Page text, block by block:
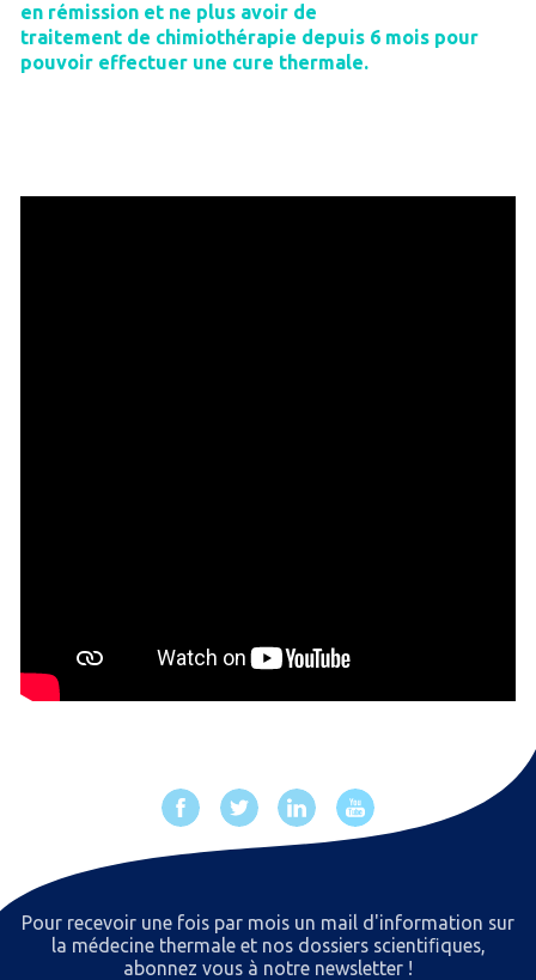
en rémission et ne plus avoir de
traitement de chimiothérapie depuis 6 mois pour
pouvoir effectuer une cure thermale.
Pour recevoir une fois par mois un mail d'information sur
la médecine thermale et nos dossiers scientiﬁques,
abonnez vous à notre newsletter !